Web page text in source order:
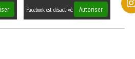
Facebook est désactivé. Autoriser